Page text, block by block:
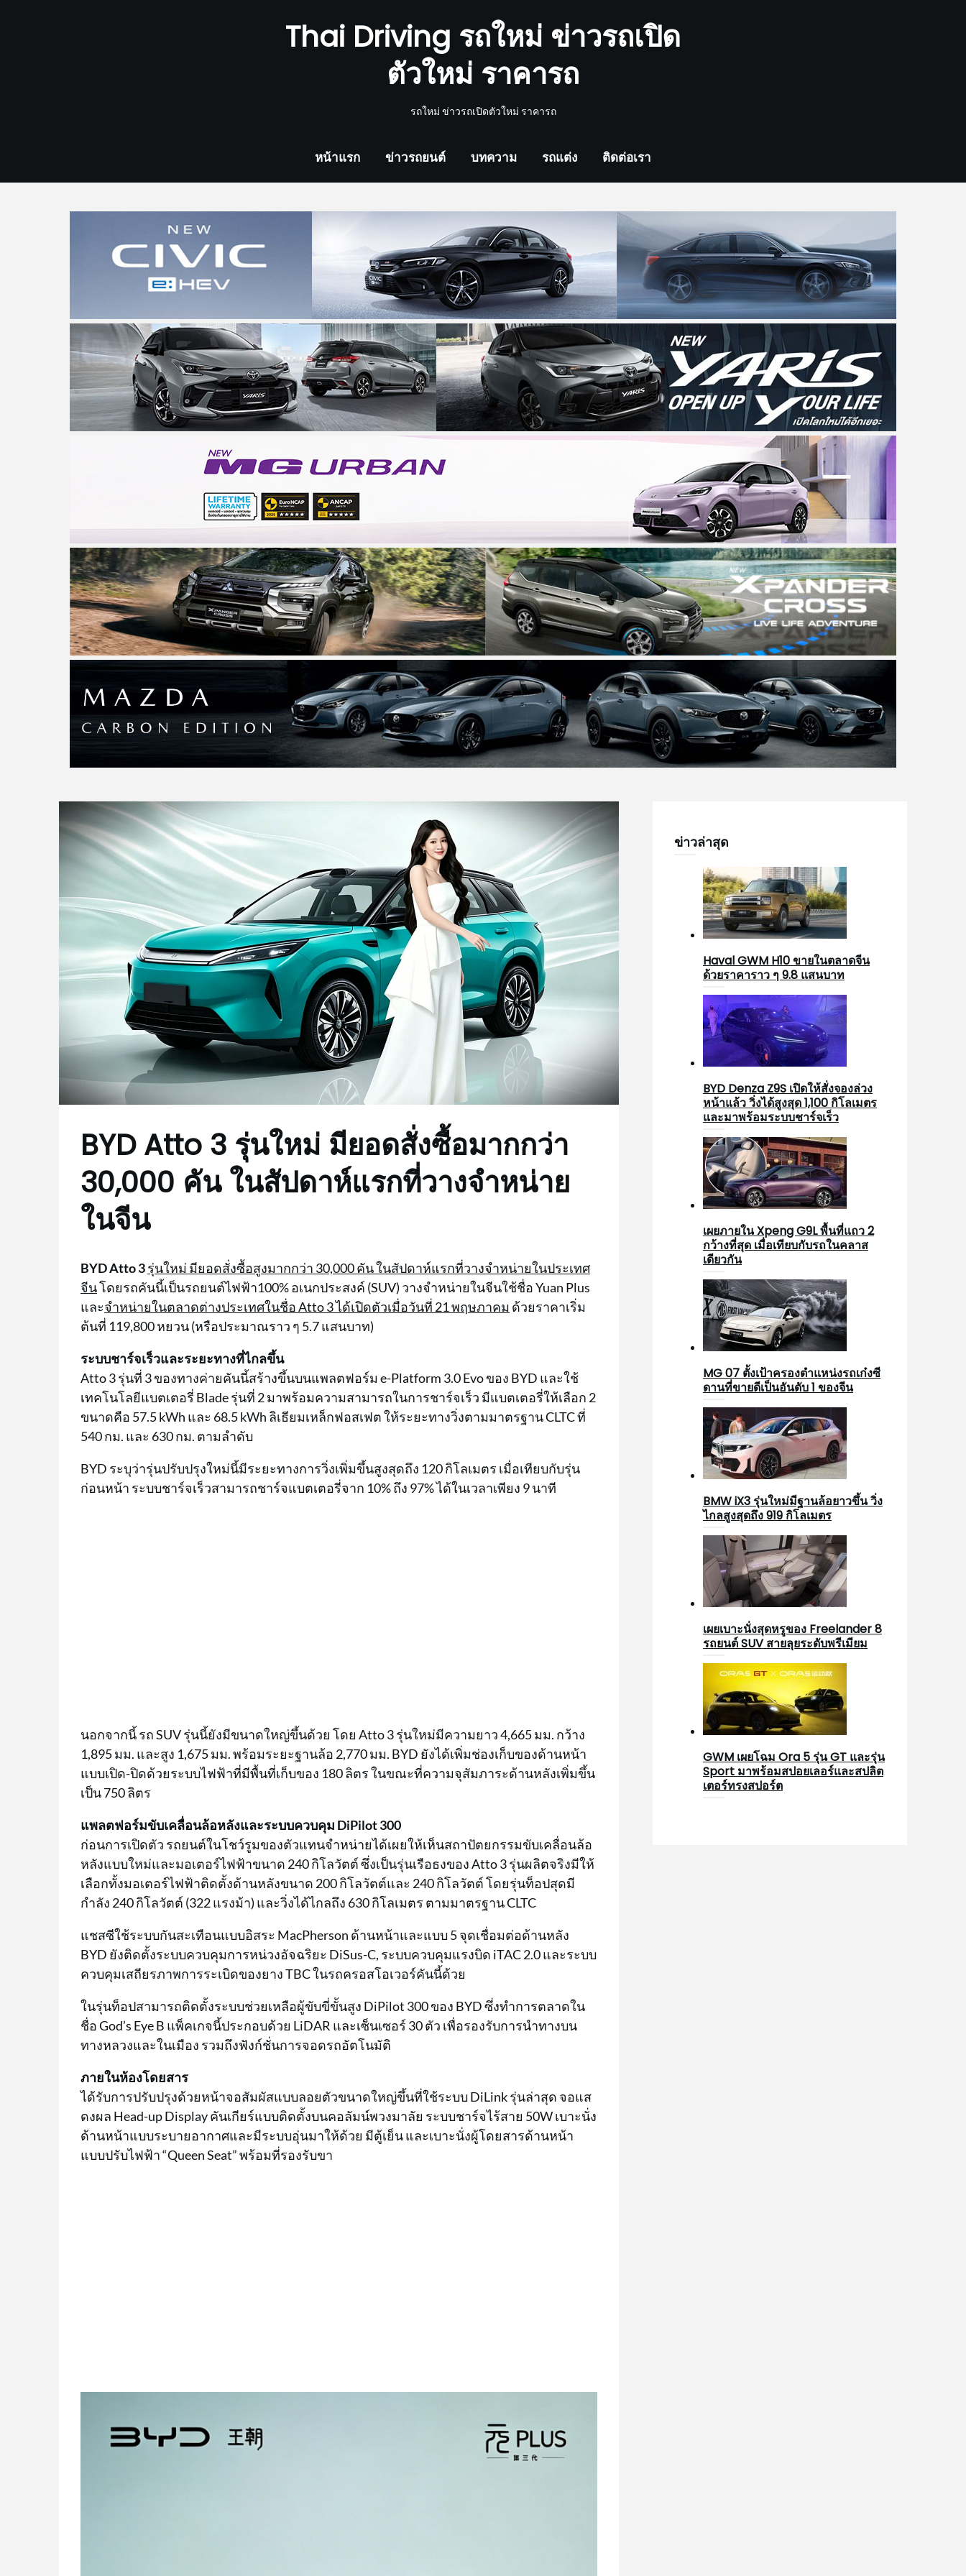
Thai Driving รถใหม่ ข่าวรถเปิด
ตัวใหม่ ราคารถ
รถใหม่ ข่าวรถเปิดตัวใหม่ ราคารถ
หน้าแรก ข่าวรถยนต์ บทความ รถแต่ง ติดต่อเรา
BYD Atto 3 รุ่นใหม่ มียอดสั่งซื้อมากกว่า
30,000 คัน ในสัปดาห์แรกที่วางจำหน่าย
ในจีน
BYD Atto 3รุ่นใหม่ มียอดสั่งซื้อสูงมากกว่า 30,000 คัน ในสัปดาห์แรกที่วางจำหน่ายในประเทศ
จีนโดยรถคันนี้เป็นรถยนต์ไฟฟ้า100% อเนกประสงค์ (SUV) วางจำหน่ายในจีนใช้ชื่อ Yuan Plus
และจำหน่ายในตลาดต่างประเทศในชื่อ Atto 3 ได้เปิดตัวเมื่อวันที่ 21 พฤษภาคม ด้วยราคาเริ่ม
ต้นที่ 119,800 หยวน (หรือประมาณราว ๆ 5.7 แสนบาท)
ระบบชาร์จเร็วและระยะทางที่ไกลขึ้น
Atto 3 รุ่นที่ 3 ของทางค่ายคันนี้สร้างขึ้นบนแพลตฟอร์ม e-Platform 3.0 Evo ของ BYD และใช้
เทคโนโลยีแบตเตอรี่ Blade รุ่นที่ 2 มาพร้อมความสามารถในการชาร์จเร็ว มีแบตเตอรี่ให้เลือก 2
ขนาดคือ 57.5 kWh และ 68.5 kWh ลิเธียมเหล็กฟอสเฟต ให้ระยะทางวิ่งตามมาตรฐาน CLTC ที่
540 กม. และ 630 กม. ตามลำดับ
BYD ระบุว่ารุ่นปรับปรุงใหม่นี้มีระยะทางการวิ่งเพิ่มขึ้นสูงสุดถึง 120 กิโลเมตร เมื่อเทียบกับรุ่น
ก่อนหน้า ระบบชาร์จเร็วสามารถชาร์จแบตเตอรี่จาก 10% ถึง 97% ได้ในเวลาเพียง 9 นาที
นอกจากนี้ รถ SUV รุ่นนี้ยังมีขนาดใหญ่ขึ้นด้วย โดย Atto 3 รุ่นใหม่มีความยาว 4,665 มม. กว้าง
1,895 มม. และสูง 1,675 มม. พร้อมระยะฐานล้อ 2,770 มม. BYD ยังได้เพิ่มช่องเก็บของด้านหน้า
แบบเปิด-ปิดด้วยระบบไฟฟ้าที่มีพื้นที่เก็บของ 180 ลิตร ในขณะที่ความจุสัมภาระด้านหลังเพิ่มขึ้น
เป็น 750 ลิตร
แพลตฟอร์มขับเคลื่อนล้อหลังและระบบควบคุม DiPilot 300
ก่อนการเปิดตัว รถยนต์ในโชว์รูมของตัวแทนจำหน่ายได้เผยให้เห็นสถาปัตยกรรมขับเคลื่อนล้อ
หลังแบบใหม่และมอเตอร์ไฟฟ้าขนาด 240 กิโลวัตต์ ซึ่งเป็นรุ่นเรือธงของ Atto 3 รุ่นผลิตจริงมีให้
เลือกทั้งมอเตอร์ไฟฟ้าติดตั้งด้านหลังขนาด 200 กิโลวัตต์และ 240 กิโลวัตต์ โดยรุ่นท็อปสุดมี
กำลัง 240 กิโลวัตต์ (322 แรงม้า) และวิ่งได้ไกลถึง 630 กิโลเมตร ตามมาตรฐาน CLTC
แชสซีใช้ระบบกันสะเทือนแบบอิสระ MacPherson ด้านหน้าและแบบ 5 จุดเชื่อมต่อด้านหลัง
BYD ยังติดตั้งระบบควบคุมการหน่วงอัจฉริยะ DiSus-C, ระบบควบคุมแรงบิด iTAC 2.0 และระบบ
ควบคุมเสถียรภาพการระเบิดของยาง TBC ในรถครอสโอเวอร์คันนี้ด้วย
ในรุ่นท็อปสามารถติดตั้งระบบช่วยเหลือผู้ขับขี่ขั้นสูง DiPilot 300 ของ BYD ซึ่งทำการตลาดใน
ชื่อ God’s Eye B แพ็คเกจนี้ประกอบด้วย LiDAR และเซ็นเซอร์ 30 ตัว เพื่อรองรับการนำทางบน
ทางหลวงและในเมือง รวมถึงฟังก์ชั่นการจอดรถอัตโนมัติ
ภายในห้องโดยสาร
ได้รับการปรับปรุงด้วยหน้าจอสัมผัสแบบลอยตัวขนาดใหญ่ขึ้นที่ใช้ระบบ DiLink รุ่นล่าสุด จอแส
ดงผล Head-up Display คันเกียร์แบบติดตั้งบนคอลัมน์พวงมาลัย ระบบชาร์จไร้สาย 50W เบาะนั่ง
ด้านหน้าแบบระบายอากาศและมีระบบอุ่นมาให้ด้วย มีตู้เย็น และเบาะนั่งผู้โดยสารด้านหน้า
แบบปรับไฟฟ้า “Queen Seat” พร้อมที่รองรับขา
ข่าวล่าสุด
Haval GWM H10 ขายในตลาดจีน
ด้วยราคาราว ๆ 9.8 แสนบาท
BYD Denza Z9S เปิดให้สั่งจองล่วง
หน้าแล้ว วิ่งได้สูงสุด 1,100 กิโลเมตร
และมาพร้อมระบบชาร์จเร็ว
เผยภายใน Xpeng G9L พื้นที่แถว 2
กว้างที่สุด เมื่อเทียบกับรถในคลาส
เดียวกัน
MG 07 ตั้งเป้าครองตำแหน่งรถเก๋งซี
ดานที่ขายดีเป็นอันดับ 1 ของจีน
BMW iX3 รุ่นใหม่มีฐานล้อยาวขึ้น วิ่ง
ไกลสูงสุดถึง 919 กิโลเมตร
เผยเบาะนั่งสุดหรูของ Freelander 8
รถยนต์ SUV สายลุยระดับพรีเมียม
GWM เผยโฉม Ora 5 รุ่น GT และรุ่น
Sport มาพร้อมสปอยเลอร์และสปลิต
เตอร์ทรงสปอร์ต